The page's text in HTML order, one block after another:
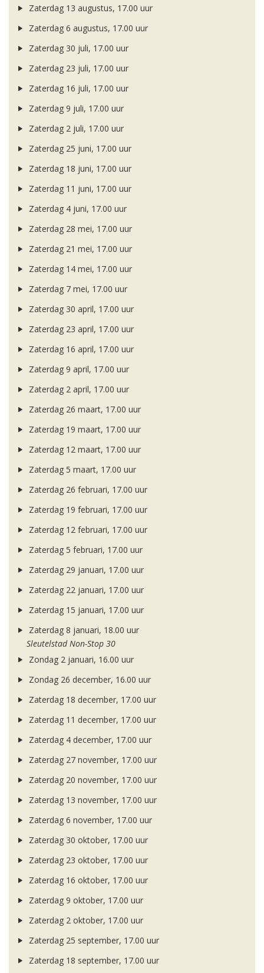
Zaterdag 13 augustus, 17.00 uur
Zaterdag 6 augustus, 17.00 uur
Zaterdag 30 juli, 17.00 uur
Zaterdag 23 juli, 17.00 uur
Zaterdag 16 juli, 17.00 uur
Zaterdag 9 juli, 17.00 uur
Zaterdag 2 juli, 17.00 uur
Zaterdag 25 juni, 17.00 uur
Zaterdag 18 juni, 17.00 uur
Zaterdag 11 juni, 17.00 uur
Zaterdag 4 juni, 17.00 uur
Zaterdag 28 mei, 17.00 uur
Zaterdag 21 mei, 17.00 uur
Zaterdag 14 mei, 17.00 uur
Zaterdag 7 mei, 17.00 uur
Zaterdag 30 april, 17.00 uur
Zaterdag 23 april, 17.00 uur
Zaterdag 16 april, 17.00 uur
Zaterdag 9 april, 17.00 uur
Zaterdag 2 april, 17.00 uur
Zaterdag 26 maart, 17.00 uur
Zaterdag 19 maart, 17.00 uur
Zaterdag 12 maart, 17.00 uur
Zaterdag 5 maart, 17.00 uur
Zaterdag 26 februari, 17.00 uur
Zaterdag 19 februari, 17.00 uur
Zaterdag 12 februari, 17.00 uur
Zaterdag 5 februari, 17.00 uur
Zaterdag 29 januari, 17.00 uur
Zaterdag 22 januari, 17.00 uur
Zaterdag 15 januari, 17.00 uur
Zaterdag 8 januari, 18.00 uur
Sleutelstad Non-Stop 30
Zondag 2 januari, 16.00 uur
Zondag 26 december, 16.00 uur
Zaterdag 18 december, 17.00 uur
Zaterdag 11 december, 17.00 uur
Zaterdag 4 december, 17.00 uur
Zaterdag 27 november, 17.00 uur
Zaterdag 20 november, 17.00 uur
Zaterdag 13 november, 17.00 uur
Zaterdag 6 november, 17.00 uur
Zaterdag 30 oktober, 17.00 uur
Zaterdag 23 oktober, 17.00 uur
Zaterdag 16 oktober, 17.00 uur
Zaterdag 9 oktober, 17.00 uur
Zaterdag 2 oktober, 17.00 uur
Zaterdag 25 september, 17.00 uur
Zaterdag 18 september, 17.00 uur